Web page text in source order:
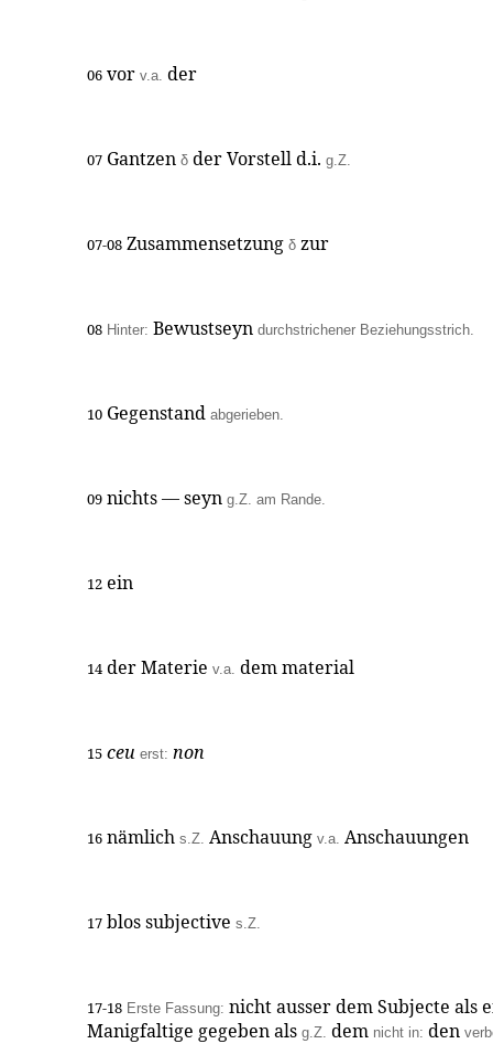
06 vor v.a. der
07 Gantzen δ der Vorstell d.i. g.Z.
07-08 Zusammensetzung δ zur
08 Hinter: Bewustseyn durchstrichener Beziehungsstrich.
10 Gegenstand abgerieben.
09 nichts — seyn g.Z. am Rande.
12 ein
14 der Materie v.a. dem material
15 ceu erst: non
16 nämlich s.Z. Anschauung v.a. Anschauungen
17 blos subjective s.Z.
17-18 Erste Fassung: nicht ausser dem Subjecte als
Manigfaltige gegeben als g.Z. dem nicht in: den